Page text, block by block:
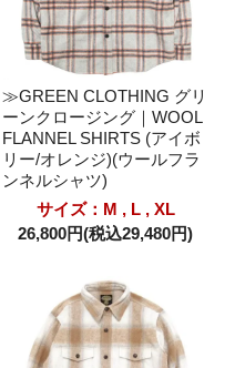
≫GREEN CLOTHING グリ
ーンクロージング｜WOOL
FLANNEL SHIRTS (アイボ
リー/オレンジ)(ウールフラ
ンネルシャツ)
サイズ：M , L , XL
26,800円(税込29,480円)